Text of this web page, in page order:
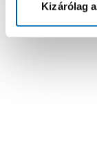
Kizárólag